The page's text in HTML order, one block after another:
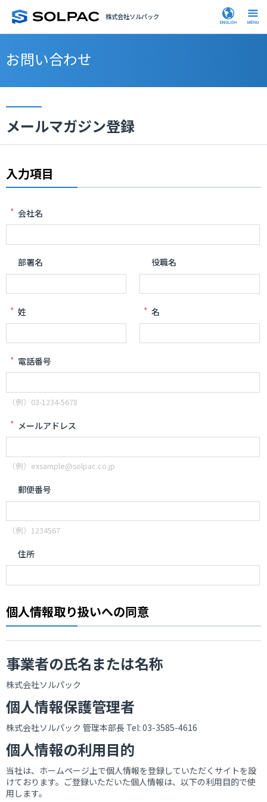
株式会社ソルパック
お問い合わせ
メールマガジン登録
入力項目
会社名
*
部署名 役職名
姓
* 名
*
電話番号
（例）03-1234-5678
*
メールアドレス
（例）exsample@solpac.co.jp
*
郵便番号
（例）1234567
住所
個人情報取り扱いへの同意
事業者の氏名または名称
株式会社ソルパック
個人情報保護管理者
株式会社ソルパック 管理本部長 Tel: 03-3585-4616
個人情報の利用目的
当社は、ホームページ上で個人情報を登録していただくサイトを設
けております。ご登録いただいた個人情報は、以下の利用目的で使
用します。